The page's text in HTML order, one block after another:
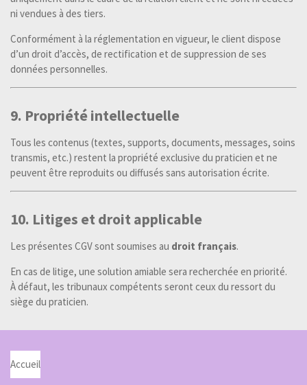
ni vendues à des tiers.
Conformément à la réglementation en vigueur, le client dispose
d’un droit d’accès, de rectification et de suppression de ses
données personnelles.
9. Propriété intellectuelle
Tous les contenus (textes, supports, documents, messages, soins
transmis, etc.) restent la propriété exclusive du praticien et ne
peuvent être reproduits ou diffusés sans autorisation écrite.
10. Litiges et droit applicable
Les présentes CGV sont soumises au droit français.
En cas de litige, une solution amiable sera recherchée en priorité.
À défaut, les tribunaux compétents seront ceux du ressort du
siège du praticien.
Accueil